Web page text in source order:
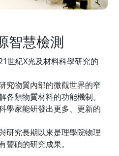
智慧檢測
世紀X光及材料科學研究的
究物質內部的微觀世界的窄
各類物質材料的功能機制。
學家能研發出更多、更新的
研究長期以來是理學院物理
豐碩的研究成果。